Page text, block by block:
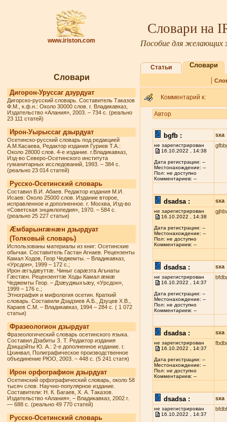
www.iriston.com
Словари на
Пособие для желающих
Словари
Дигорон-Уруссаг дзурдуат
Дигорско-русский словарь. Составитель Таказов
Ф.М., к.ф.н.: Около 30000 слов. г. Владикавказ,
Издательство «Алания», 2003. – 734 с. (реально
23 111 статей)
Ирон-Уырыссаг дзырдуат
Осетинско-русский словарь под редакцией
А.М.Касаева, Редактор издания Гуриев Т.А.:
Около 28000 слов. 4-е издание. г.Владикавказ,
Изд-во Северо-Осетинского института
гуманитарных исследований, 1993. – 384 с.
(реально 23 014 статей)
Русско-Осетинский словарь
Составил В.И. Абаев. Редактор издания М.И.
Исаев: Около 25000 слов. Издание второе,
исправленное и дополненное. г. Москва, Изд-во
«Советская энциклопедия», 1970. – 584 с.
(реально 25 227 статьи)
Æмбарынгæнæн дзырдуат
(Толковый словарь)
Использованы материалы из книг: Осетинские
обычаи. Составитель Гастан Агнаев. Рецензенты
Камал Ходов, Геор Чеджемты. – Владикавказ,
«Урсдон», 1999 – 172 с.;
Ирон æгъдæуттæ. Чиныг сарæзта Агънаты
Гæстæн. Рецензенттæ Ходы Камал æмæ
Чеджемты Геор. – Дзæуджыхъæу, «Урсдон»,
1999 – 176 с.;
Этнография и мифология осетин. Краткий
словарь. Составили Дзадзиев А.Б., Дзуцев Х.В.,
Караев С.М. – Владикавказ, 1994 – 284 с. ( 1 072
статьи)
Фразеологион дзырдуат
Фразеологический словарь осетинского языка.
Составил Дзабиты З. Т. Редактор издания
Дзиццойты Ю. А.: 2-е дополненное издание. г.
Цхинвал, Полиграфическое производственное
объединение РЮО, 2003. – 448 с. (5 241 статя)
Ирон орфографион дзырдуат
Осетинский орфографический словарь, около 58
тысяч слов. Научно-популярное издание.
Составители: Н. К. Багаев, Х. А. Таказов.
Издательство «Алания», – Владикавказ, 2002 г.
— 688 с. (реально 49 770 статей)
Русско-Осетинский словарь
Статьи Словари
|
Комментарий к:
Автор
bgfb :
sxa
не зарегистрирован
16.10.2022 , 14:38
Дата регистрации: --
Местонахождение: --
Пол: не доступно
Комментариев: --
dsadsa : sxa
не зарегистрирован
16.10.2022 , 14:38
Дата регистрации: --
Местонахождение: --
Пол: не доступно
Комментариев: --
dsadsa : sxa
не зарегистрирован
16.10.2022 , 14:37
Дата регистрации: --
Местонахождение: --
Пол: не доступно
Комментариев: --
dsadsa : sxa
не зарегистрирован
16.10.2022 , 14:37
Дата регистрации: --
Местонахождение: --
Пол: не доступно
Комментариев: --
dsadsa : sxa
не зарегистрирован
16.10.2022 , 14:37
bfdbf